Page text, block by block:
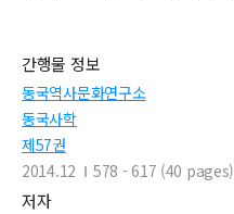
간행물 정보
동국역사문화연구소
동국사학
제57권
2014.12
578 - 617 (40 pages)
저자